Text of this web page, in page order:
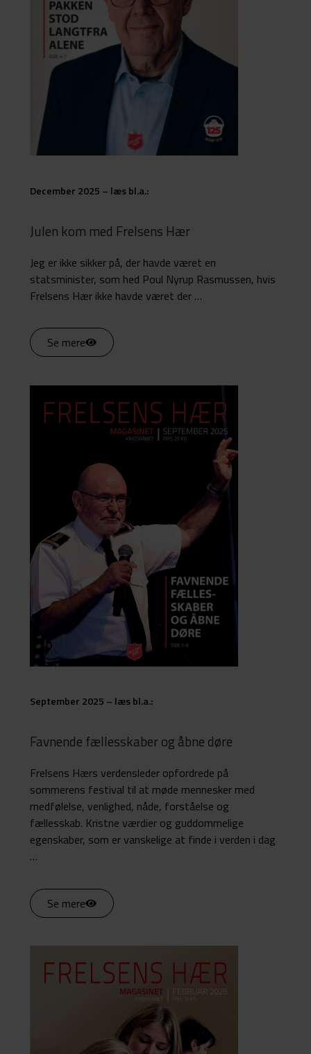
December 2025 – læs bl.a.:
Julen kom med Frelsens Hær
Jeg er ikke sikker på, der havde været en
statsminister, som hed Poul Nyrup Rasmussen, hvis
Frelsens Hær ikke havde været der …
Se mere
September 2025 – læs bl.a.:
Favnende fællesskaber og åbne døre
Frelsens Hærs verdensleder opfordrede på
sommerens festival til at møde mennesker med
medfølelse, venlighed, nåde, forståelse og
fællesskab. Kristne værdier og guddommelige
egenskaber, som er vanskelige at finde i verden i dag
…
Se mere